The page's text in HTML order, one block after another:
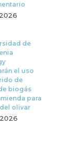
de
el uso
de
biogás
para
olivar